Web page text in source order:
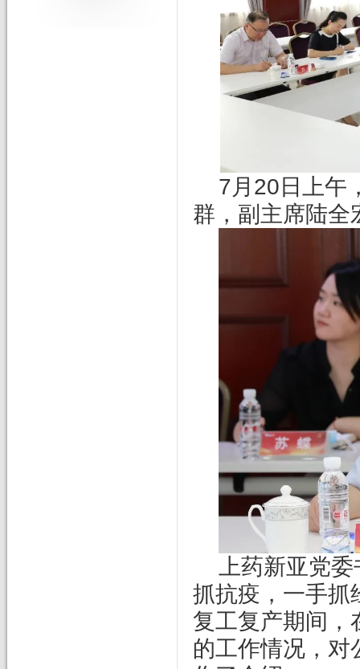
7月20日上午
群，副主席陆全
上药新亚党
抓抗疫，一手抓
复工复产期间，
的工作情况，对